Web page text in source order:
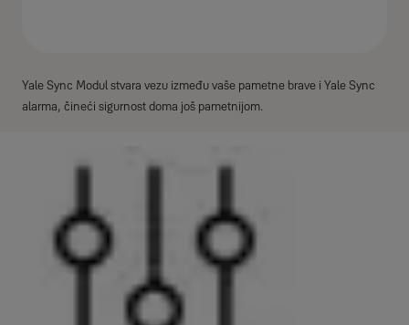
Yale Sync Modul stvara vezu između vaše pametne brave i Yale Sync
alarma, čineći sigurnost doma još pametnijom.